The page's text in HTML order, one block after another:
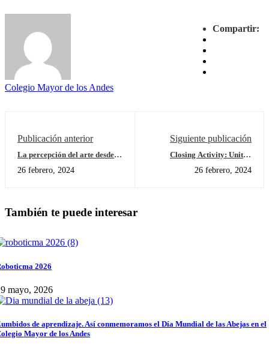
Compartir:
Colegio Mayor de los Andes
Publicación anterior
La percepción del arte desde el
26 febrero, 2024
Siguiente publicación
Closing Activity: Unit of
26 febrero, 2024
También te puede interesar
2026
mayo, 2026
de aprendizaje. Así conmemoramos el Día Mundial de las Abejas en el
Mayor de los Andes